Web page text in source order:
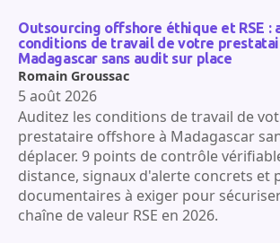
Outsourcing offshore éthique et RSE :
conditions de travail de votre
Madagascar sans audit sur place
Auditez les conditions de travail de
prestataire offshore à Madagascar
déplacer. 9 points de contrôle
distance, signaux d'alerte concrets et
documentaires à exiger pour
chaîne de valeur RSE en 2026.
Romain Groussac
5 août 2026